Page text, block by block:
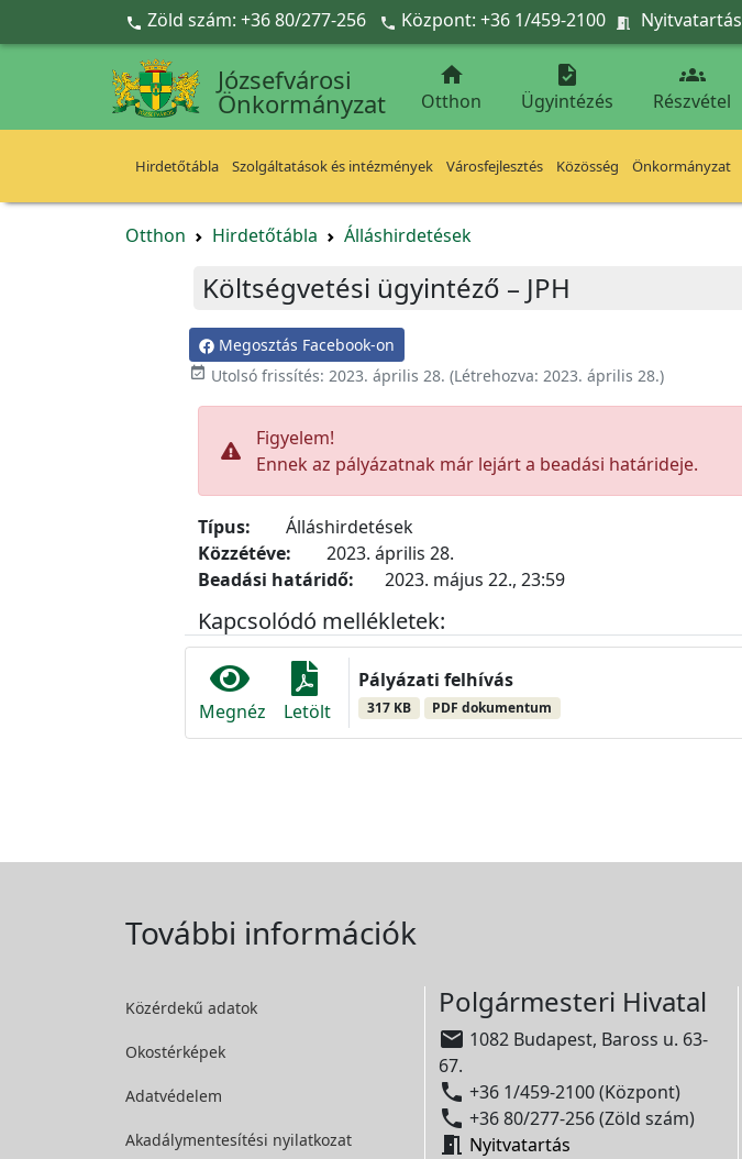
Ugrás a fő tartalomra
 Zöld szám: +36 80/277-256  Központ: +36 1/459-2100  Nyitvatartás
Józsefvárosi
Önkormányzat

Otthon

Ügyintézés

Részvétel
Hirdetőtábla Szolgáltatások és intézmények Városfejlesztés Közösség Önkormányzat
Otthon Hirdetőtábla Álláshirdetések
Költségvetési ügyintéző – JPH
Megosztás Facebook-on
 Utolsó frissítés: 2023. április 28. (Létrehozva: 2023. április 28.)
Figyelem!
Ennek az pályázatnak már lejárt a beadási határideje.
Típus:
Álláshirdetések
Közzétéve:
2023. április 28.
Beadási határidő:
2023. május 22., 23:59
Kapcsolódó mellékletek:
Megnéz Letölt
Pályázati felhívás
317 KB PDF dokumentum
További információk
Közérdekű adatok
Okostérképek
Adatvédelem
Akadálymentesítési nyilatkozat
Polgármesteri Hivatal
 1082 Budapest, Baross u. 63-
67.
 +36 1/459-2100 (Központ)
 +36 80/277-256 (Zöld szám)
 Nyitvatartás